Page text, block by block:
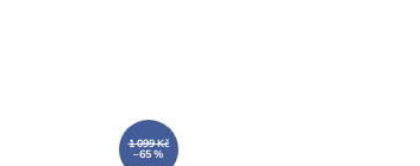
1 099 Kč
–65 %